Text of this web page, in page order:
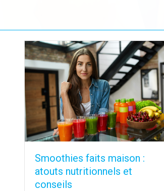
Smoothies faits maison :
atouts nutritionnels et
conseils